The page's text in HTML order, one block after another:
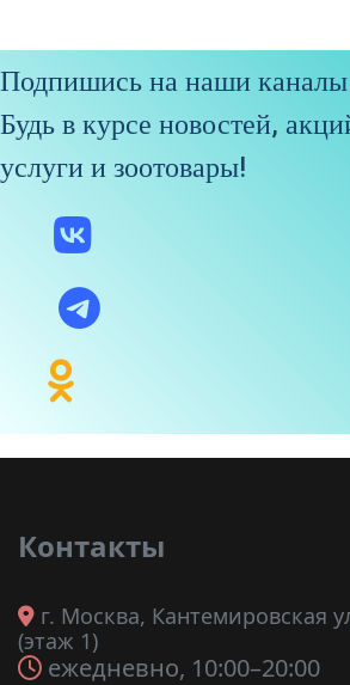
Подпишись на наши каналы
Будь в курсе новостей,
услуги и зоотовары!
Контакты
г. Москва, Кантемировская
(этаж 1)
ежедневно, 10:00–20:00